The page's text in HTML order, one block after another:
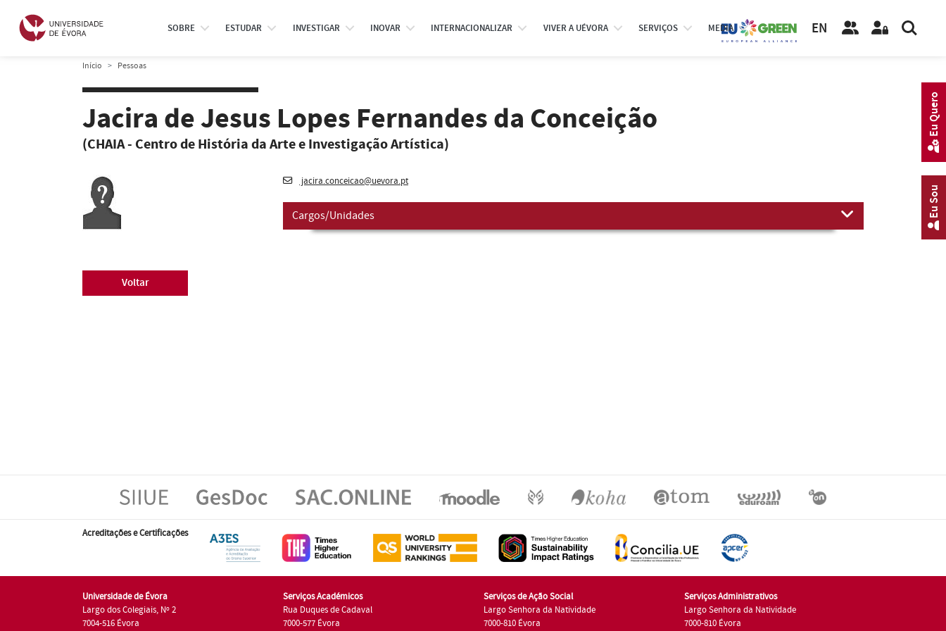
SOBRE ESTUDAR INVESTIGAR INOVAR INTERNACIONALIZAR VIVER A UÉVORA SERVIÇOS MEDIA EN
Início Pessoas
Jacira de Jesus Lopes Fernandes da Conceição
(CHAIA - Centro de História da Arte e Investigação Artística)
jacira.conceicao@uevora.pt
Cargos/Unidades
Voltar
Acreditações e Certificações
Universidade de Évora
Largo dos Colegiais, Nº 2
7004-516 Évora
Serviços Académicos
Rua Duques de Cadaval
7000-577 Évora
Serviços de Ação Social
Largo Senhora da Natividade
7000-810 Évora
Serviços Administrativos
Largo Senhora da Natividade
7000-810 Évora
Eu Sou
Eu Quero